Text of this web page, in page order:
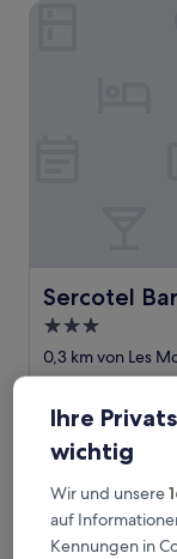
Sercotel
Sercotel
3.0-
Sterne-
Unterkunft
0,3 km von Les
9.2
10,
Wunderbar,
Bewertungen)
9,2/10
Barcelona
Ihre
wichtig
Wir und unsere
auf
Kennungen in